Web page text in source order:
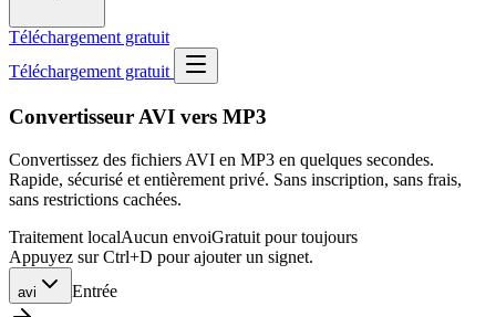
Téléchargement gratuit
Téléchargement gratuit
Convertisseur AVI vers MP3
Convertissez des fichiers AVI en MP3 en quelques secondes.
Rapide, sécurisé et entièrement privé. Sans inscription, sans frais,
sans restrictions cachées.
Traitement localAucun envoiGratuit pour toujours
Appuyez sur Ctrl+D pour ajouter un signet.
avi Entrée